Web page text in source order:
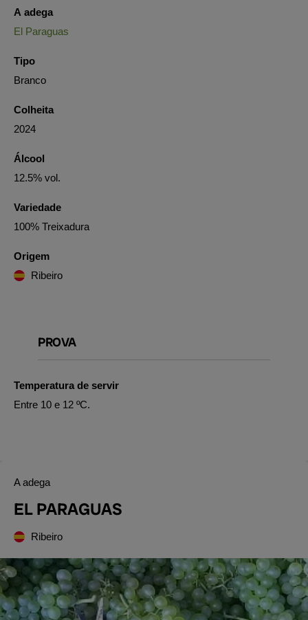
A adega
El Paraguas
Tipo
Branco
Colheita
2024
Álcool
12.5% vol.
Variedade
100% Treixadura
Origem
Ribeiro
PROVA
Temperatura de servir
Entre 10 e 12 ºC.
A adega
EL PARAGUAS
Ribeiro